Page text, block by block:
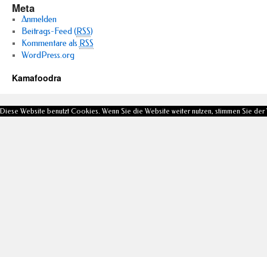
Meta
Anmelden
Beitrags-Feed (RSS)
Kommentare als RSS
WordPress.org
Kamafoodra
Diese Website benutzt Cookies. Wenn Sie die Website weiter nutzen, stimmen Sie